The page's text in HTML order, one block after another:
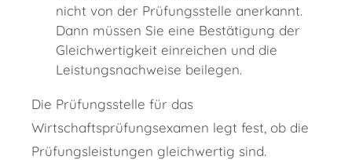
nicht von der Prüfungsstelle anerkannt.
Dann müssen Sie eine Bestätigung der
Gleichwertigkeit einreichen und die
Leistungsnachweise beilegen.
Die Prüfungsstelle für das
Wirtschaftsprüfungsexamen legt fest, ob die
Prüfungsleistungen gleichwertig sind.